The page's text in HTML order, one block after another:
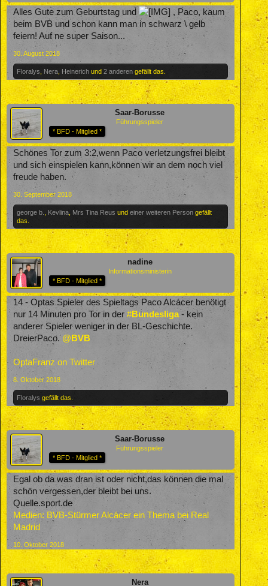
Alles Gute zum Geburtstag und
, Paco, kaum
beim BVB und schon kann man in schwarz \ gelb
feiern! Auf ne super Saison...
30. August 2018
Floralys Nera Heinerich und 2 anderen gefällt das.
Saar-Borusse
Führungsspieler
* BFD - Mitglied *
Schönes Tor zum 3:2,wenn Paco verletzungsfrei bleibt
und sich einspielen kann,können wir an dem noch viel
freude haben.
30. September 2018
george b. Kevlina Mrs Tina Reus und einer weiteren Person gefällt
das.
nadine
Informationsministerin
* BFD - Mitglied *
14 - Optas Spieler des Spieltags Paco Alcácer benötigt
nur 14 Minuten pro Tor in der #Bundesliga- kein
anderer Spieler weniger in der BL-Geschichte.
DreierPaco.@ BVB
OptaFranz on Twitter
8. Oktober 2018
Floralys gefällt das.
Saar-Borusse
Führungsspieler
* BFD - Mitglied *
Egal ob da was dran ist oder nicht,das können die mal
schön vergessen,der bleibt bei uns.
Quelle.sport.de
Medien: BVB-Stürmer Alcácer ein Thema bei Real
Madrid
10. Oktober 2018
Nera